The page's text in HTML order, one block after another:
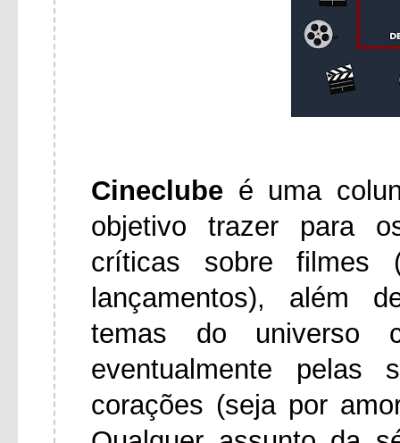
Cineclube é uma
objetivo trazer para
críticas sobre
lançamentos), além
temas do universo
eventualmente pelas
corações (seja por